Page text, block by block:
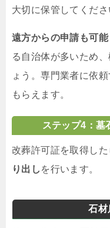
大切に保管してくださ
遠方からの申請も可能
る自治体が多いため
ょう。専門業者に依
もらえます。
ステップ4：墓
改葬許可証を取得した
り出し を行います。
石材